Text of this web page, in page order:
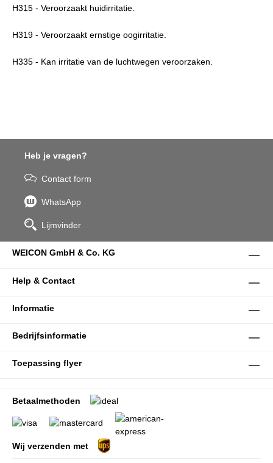
H315 - Veroorzaakt huidirritatie.
H319 - Veroorzaakt ernstige oogirritatie.
H335 - Kan irritatie van de luchtwegen veroorzaken.
Heb je vragen?
Contact form
WhatsApp
Lijmvinder
WEICON GmbH & Co. KG
Help & Contact
Informatie
Bedrijfsinformatie
Toepassing flyer
Betaalmethoden
Wij verzenden met